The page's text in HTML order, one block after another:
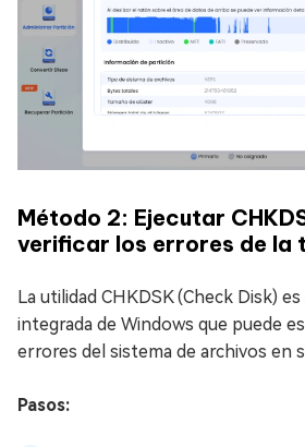
Método 2: Ejecutar
verificar los errores de la
La utilidad CHKDSK (Check Disk)
integrada de Windows que puede
errores del sistema de archivos en
Pasos: